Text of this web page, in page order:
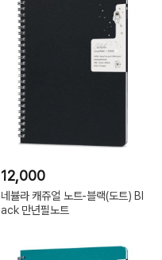
12,000
네뷸라 캐쥬얼 노트-블랙(도트) Bl
ack 만년필노트